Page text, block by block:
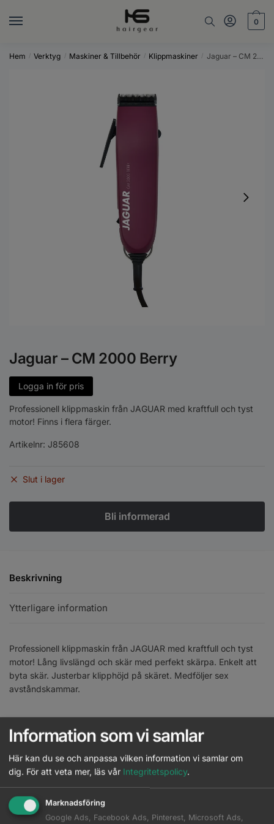
0
Hem / Verktyg / Maskiner & Tillbehör / Klippmaskiner / Jaguar – CM 2000 Berry
Jaguar – CM 2000 Berry
Logga in för pris
Professionell klippmaskin från JAGUAR med kraftfull och tyst
motor! Finns i flera färger.
Artikelnr: J85608
Slut i lager
Beskrivning
Ytterligare information
Professionell klippmaskin från JAGUAR med kraftfull och tyst
motor! Lång livslängd och skär med perfekt skärpa. Enkelt att
byta skär. Justerbar klipphöjd på skäret. Medföljer sex
avståndskammar.
Artikelnr: J85608
Kategori:
Klippmaskiner
Brand: Jaguar
Komplettera med
Information som vi samlar
Här kan du se och anpassa vilken information vi samlar om
dig. För att veta mer, läs vår Integritetspolicy.
Marknadsföring
Google Ads, Facebook Ads, Pinterest, Microsoft Ads,